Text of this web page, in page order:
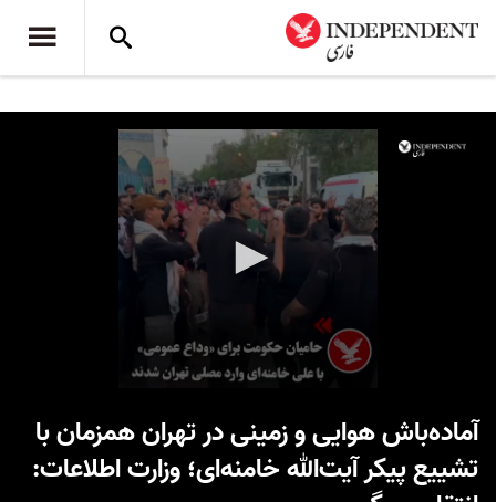
seconds
آماده‌باش هوایی و زمینی در تهران همزمان با
تشییع پیکر آیت‌الله خامنه‌ای؛ وزارت اطلاعات: